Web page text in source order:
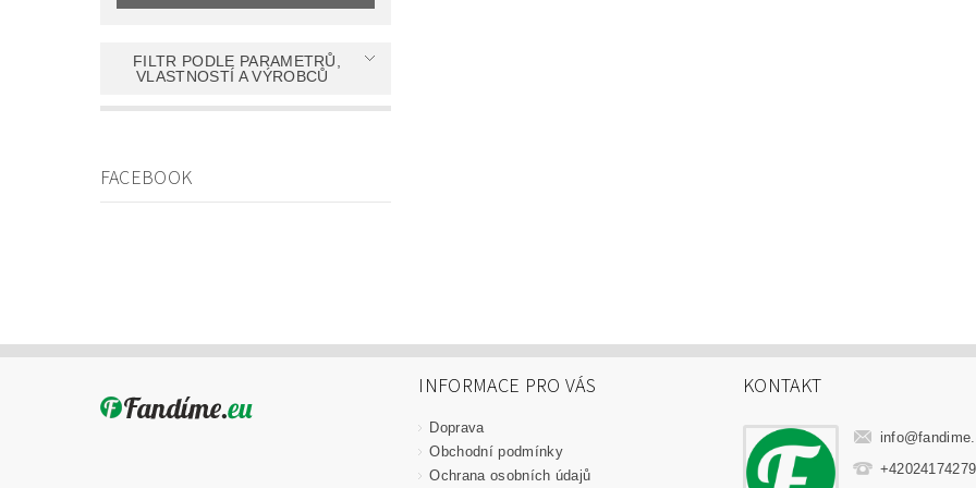
FILTR PODLE PARAMETRŮ,
VLASTNOSTÍ A VÝROBCŮ
FACEBOOK
INFORMACE PRO VÁS
Doprava
Obchodní podmínky
Ochrana osobních údajů
KONTAKT
info@